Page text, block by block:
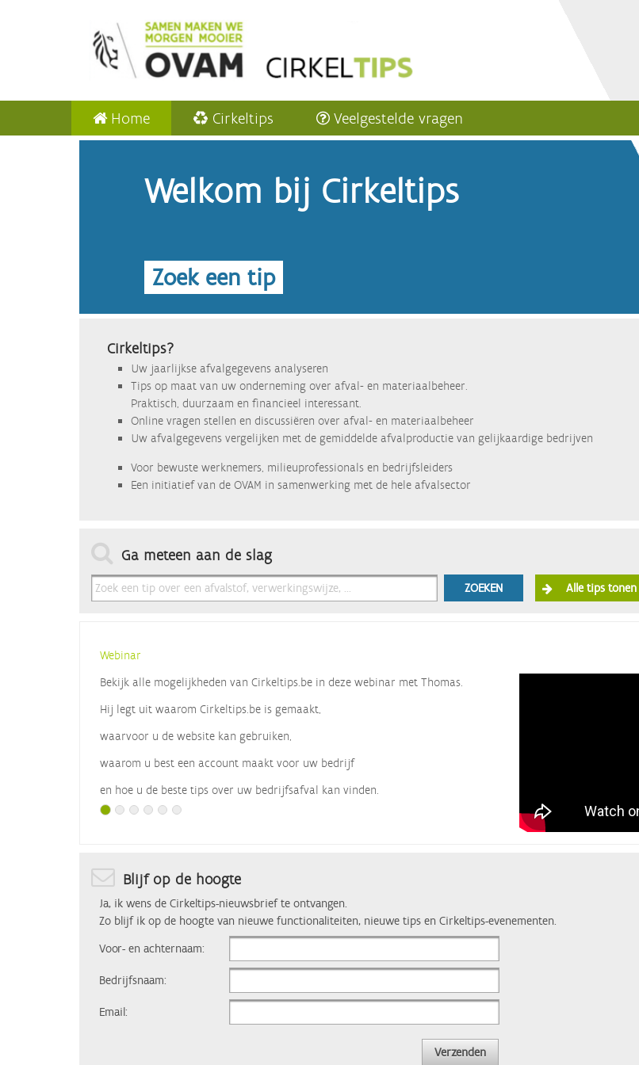
Home Cirkeltips Veelgestelde vragen
Welkom bij Cirkeltips
Zoek een tip
Cirkeltips?
Uw jaarlijkse afvalgegevens analyseren
Tips op maat van uw onderneming over afval- en materiaalbeheer.
Praktisch, duurzaam en financieel interessant.
Online vragen stellen en discussiëren over afval- en materiaalbeheer
Uw afvalgegevens vergelijken met de gemiddelde afvalproductie van gelijkaardige bedrijven
Voor bewuste werknemers, milieuprofessionals en bedrijfsleiders
Een initiatief van de OVAM in samenwerking met de hele afvalsector
Ga meteen aan de slag
ZOEKEN Alle tips tonen
Webinar
Bekijk alle mogelijkheden van Cirkeltips.be in deze webinar met Thomas.
Hij legt uit waarom Cirkeltips.be is gemaakt,
waarvoor u de website kan gebruiken,
waarom u best een account maakt voor uw bedrijf
en hoe u de beste tips over uw bedrijfsafval kan vinden.
Blijf op de hoogte
Ja, ik wens de Cirkeltips-nieuwsbrief te ontvangen.
Zo blijf ik op de hoogte van nieuwe functionaliteiten, nieuwe tips en Cirkeltips-evenementen.
Voor- en achternaam:
Bedrijfsnaam:
Email:
Verzenden